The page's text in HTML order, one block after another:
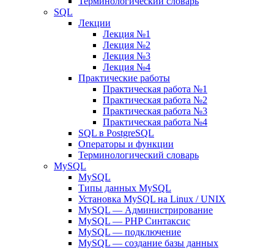
SQL
Лекции
Лекция №1
Лекция №2
Лекция №3
Лекция №4
Практические работы
Практическая работа №1
Практическая работа №2
Практическая работа №3
Практическая работа №4
SQL в PostgreSQL
Операторы и функции
Терминологический словарь
MySQL
MySQL
Типы данных MySQL
Установка MySQL на Linux / UNIX
MySQL — Администрирование
MySQL — PHP Синтаксис
MySQL — подключение
MySQL — создание базы данных